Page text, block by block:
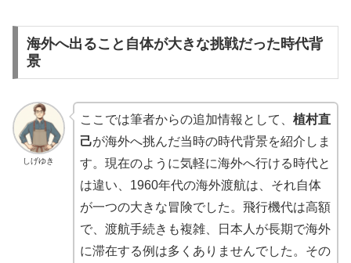
海外へ出ること自体が大きな挑戦だった時代背
景
しげゆき
ここでは筆者からの追加情報として、 植村直
己が海外へ挑んだ当時の時代背景を紹介しま
す。現在のように気軽に海外へ行ける時代と
は違い、1960年代の海外渡航は、それ自体
が一つの大きな冒険でした。飛行機代は高額
で、渡航手続きも複雑、日本人が長期で海外
に滞在する例は多くありませんでした。その